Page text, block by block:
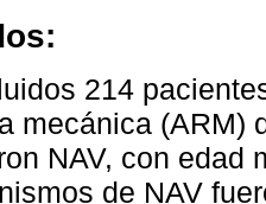
214
mecánica (ARM)
NAV, con edad
de NAV